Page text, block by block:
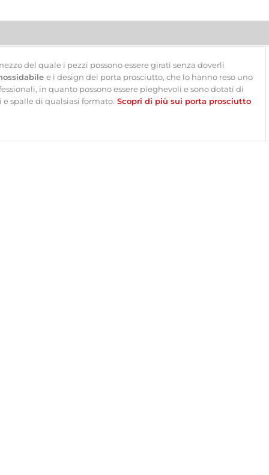
del quale i pezzi possono essere girati senza doverli
e i design dei porta prosciutto, che lo hanno reso uno
in quanto possono essere pieghevoli e sono dotati di
spalle di qualsiasi formato. Scopri di più sui porta prosciutto